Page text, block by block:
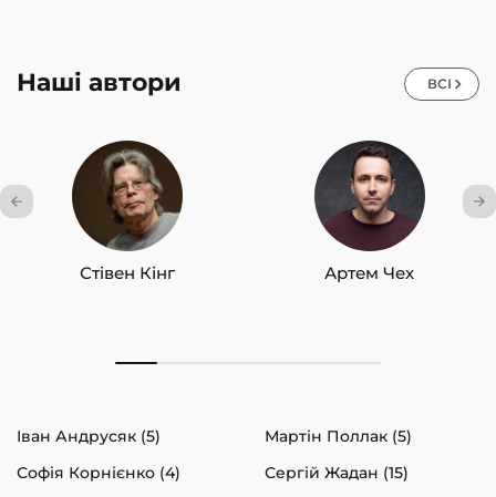
Наші автори ВСІ
Стівен Кінг Артем Чех
Іван Андрусяк (5)
Мартін Поллак (5)
Софія Корнієнко (4)
Сергій Жадан (15)